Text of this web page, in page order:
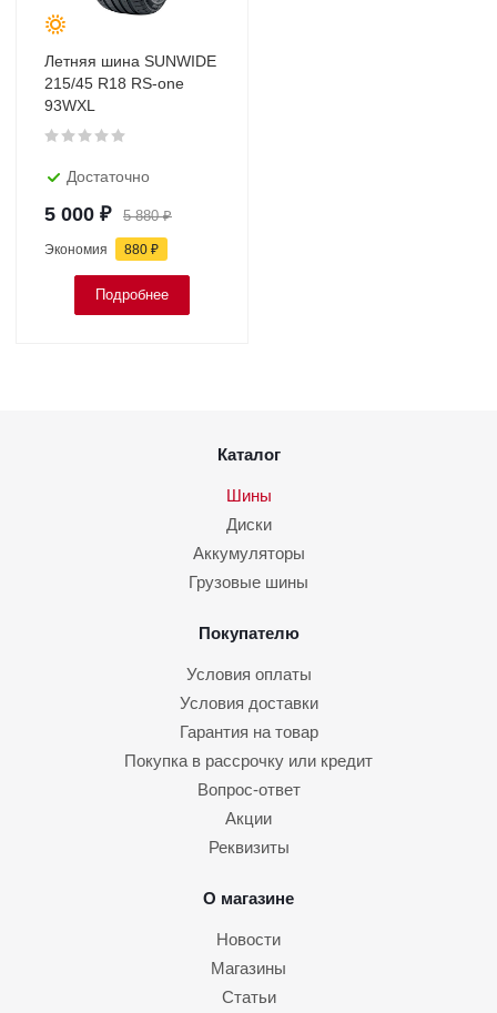
Летняя шина SUNWIDE
215/45 R18 RS-one
93WXL
Достаточно
5 000 ₽ 5 880₽
Экономия 880 ₽
Подробнее
Каталог
Шины
Диски
Аккумуляторы
Грузовые шины
Покупателю
Условия оплаты
Условия доставки
Гарантия на товар
Покупка в рассрочку или кредит
Вопрос-ответ
Акции
Реквизиты
О магазине
Новости
Магазины
Статьи